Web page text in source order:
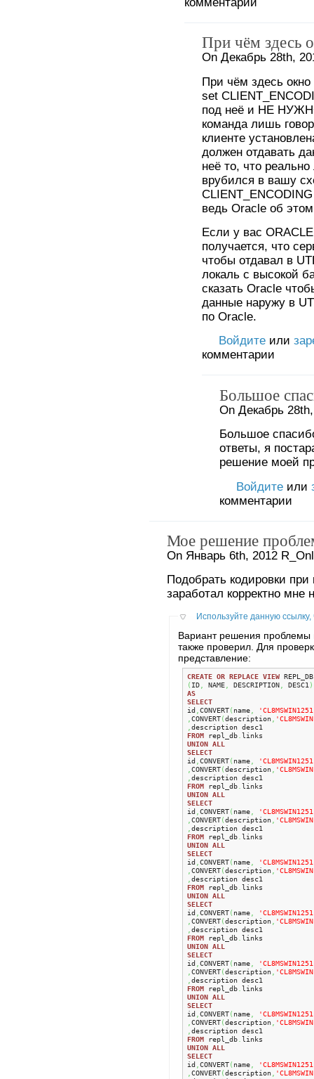
При чём здесь
On Декабрь 28th,
При чём здесь
set
под неё и НЕ
команда лишь
клиенте
должен отдавать
неё то, что
врубился в вашу
ведь Oracle об
Если у вас
получается, что
чтобы отдавал в
локаль с высокой
сказать Oracle
данные наружу в
по Oracle.
Войдитеили
комментарии
Большое
On Декабрь
Большое
ответы, я
решение моей
Войдитеили
комментарии
Мое решение
On Январь 6th, 2012
Подобрать кодировки
заработал корректно мнe
Используйте данную ссылку,
Вариант решения проблемы
также проверил. Для
представление:
CREATE OR REPLACE VIEW REPL_DB
( ID, NAME, DESCRIPTION, DESC1 )
AS
SELECT
id
CONVERT( name,
CONVERT(description,
FROM repl_db.
UNION ALL
SELECT
id
CONVERT( name,
CONVERT(description,
FROM repl_db.
UNION ALL
SELECT
id
CONVERT( name,
CONVERT(description,
FROM repl_db.
UNION ALL
SELECT
id
CONVERT( name,
CONVERT(description,
FROM repl_db.
UNION ALL
SELECT
id
CONVERT( name,
CONVERT(description,
FROM repl_db.
UNION ALL
SELECT
id
CONVERT( name,
CONVERT(description,
FROM repl_db.
UNION ALL
SELECT
id
CONVERT( name,
CONVERT(description,
FROM repl_db.
UNION ALL
SELECT
id
CONVERT( name,
CONVERT(description,